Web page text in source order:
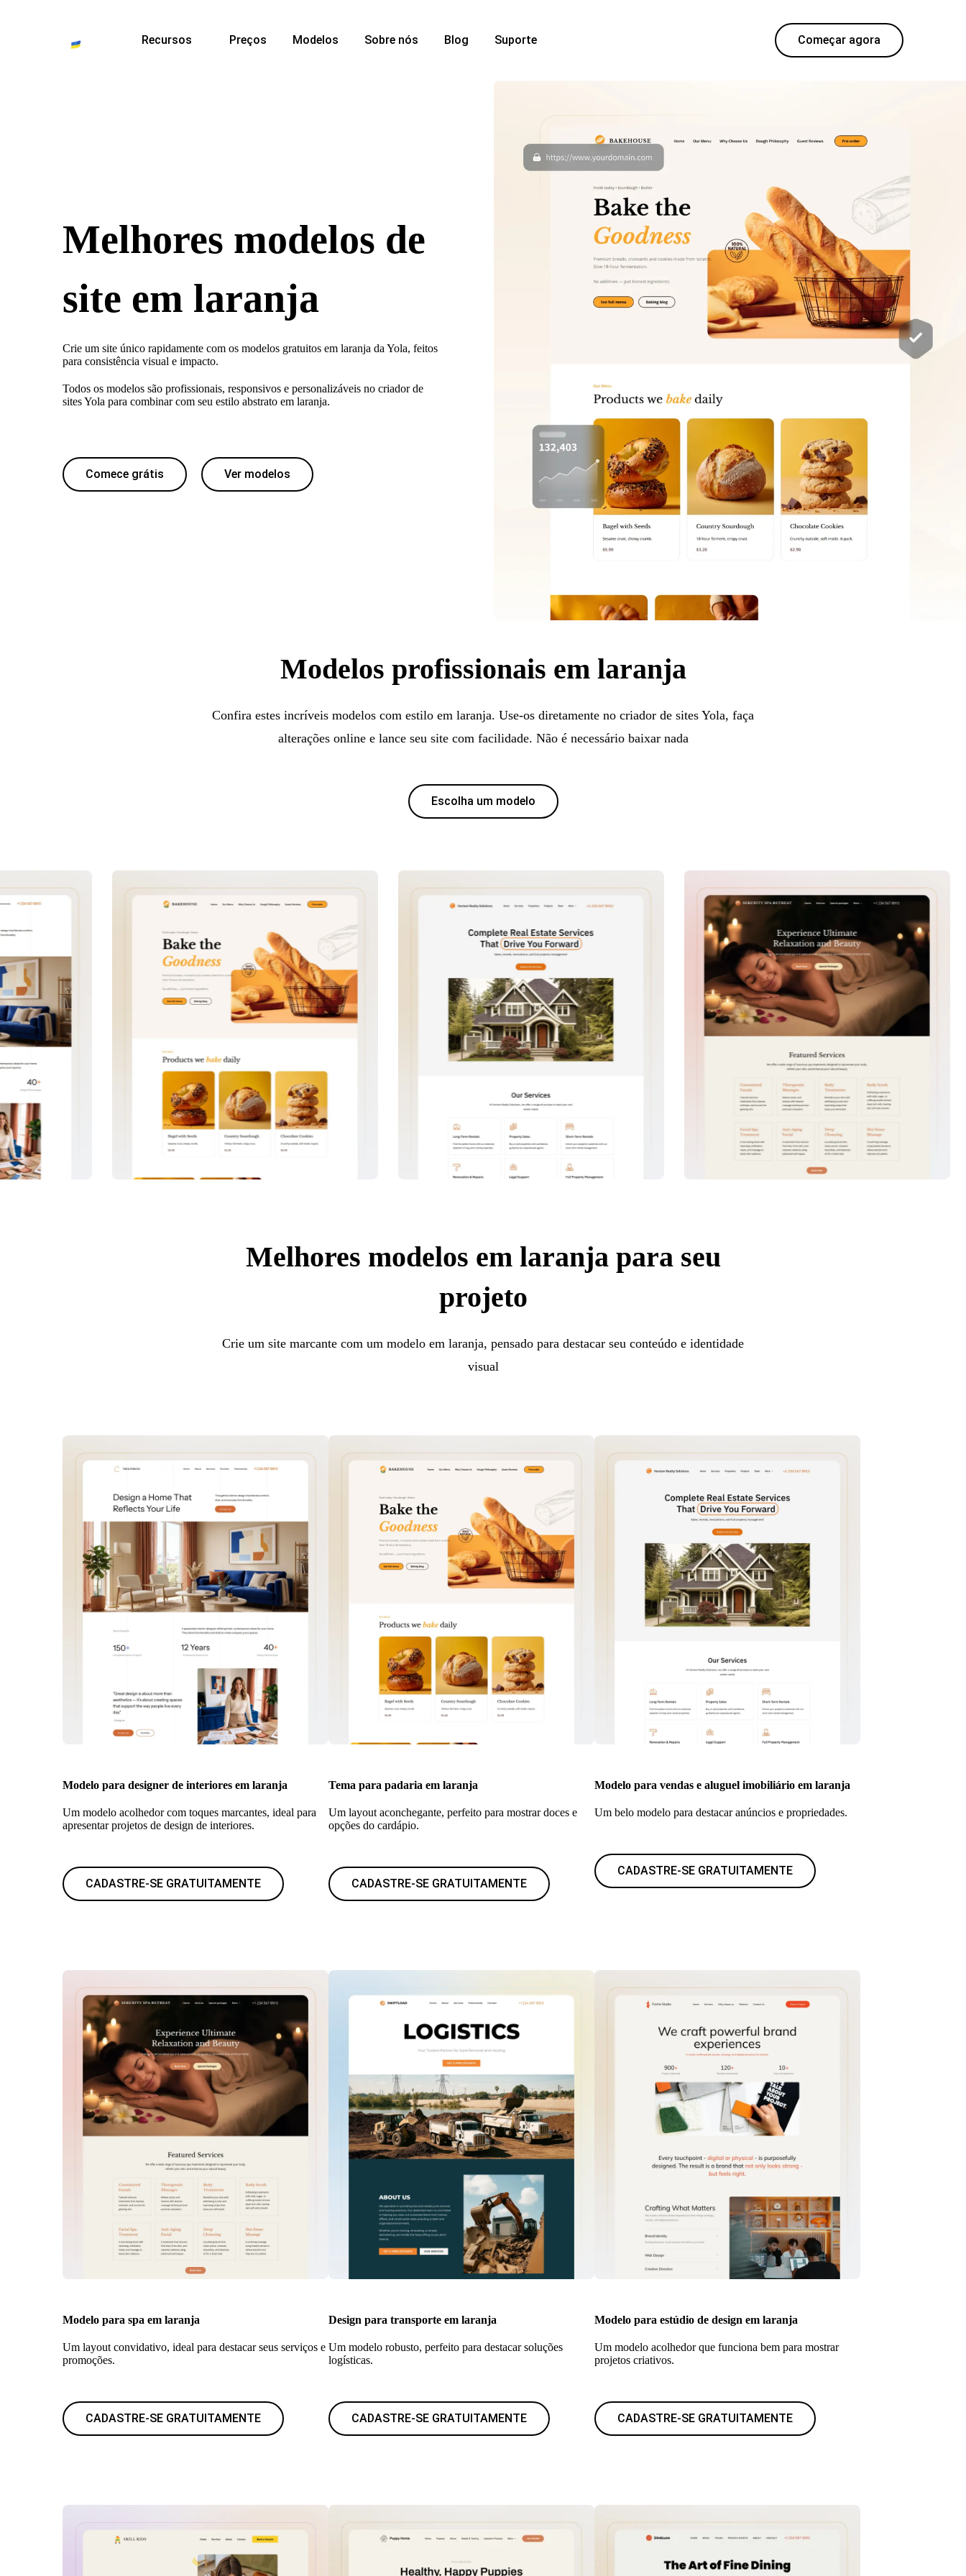
Recursos Preços Modelos Sobre nós Blog Suporte Começar agora
Melhores modelos de
site em laranja
Crie um site único rapidamente com os modelos gratuitos em laranja da Yola, feitos
para consistência visual e impacto.
Todos os modelos são profissionais, responsivos e personalizáveis no criador de
sites Yola para combinar com seu estilo abstrato em laranja.
Comece grátis Ver modelos
Modelos profissionais em laranja
Confira estes incríveis modelos com estilo em laranja. Use-os diretamente no criador de sites Yola, faça
alterações online e lance seu site com facilidade. Não é necessário baixar nada
Escolha um modelo
Melhores modelos em laranja para seu
projeto
Crie um site marcante com um modelo em laranja, pensado para destacar seu conteúdo e identidade
visual
Modelo para designer de interiores em laranja
Um modelo acolhedor com toques marcantes, ideal para
apresentar projetos de design de interiores.
CADASTRE-SE GRATUITAMENTE
Tema para padaria em laranja
Um layout aconchegante, perfeito para mostrar doces e
opções do cardápio.
CADASTRE-SE GRATUITAMENTE
Modelo para vendas e aluguel imobiliário em laranja
Um belo modelo para destacar anúncios e propriedades.
CADASTRE-SE GRATUITAMENTE
Modelo para spa em laranja
Um layout convidativo, ideal para destacar seus serviços e
promoções.
CADASTRE-SE GRATUITAMENTE
Design para transporte em laranja
Um modelo robusto, perfeito para destacar soluções
logísticas.
CADASTRE-SE GRATUITAMENTE
Modelo para estúdio de design em laranja
Um modelo acolhedor que funciona bem para mostrar
projetos criativos.
CADASTRE-SE GRATUITAMENTE